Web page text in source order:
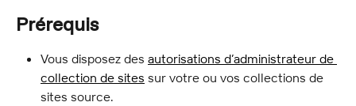
Prérequis
Vous disposez des autorisations d’administrateur de
collection de sites sur votre ou vos collections de
sites source.